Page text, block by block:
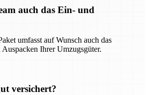
auch das Ein- und
umfasst auf Wunsch auch das
Ihrer Umzugsgüter.
versichert?